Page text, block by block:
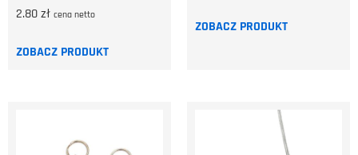
2.80zł cena netto
ZOBACZ PRODUKT
ZOBACZ PRODUKT